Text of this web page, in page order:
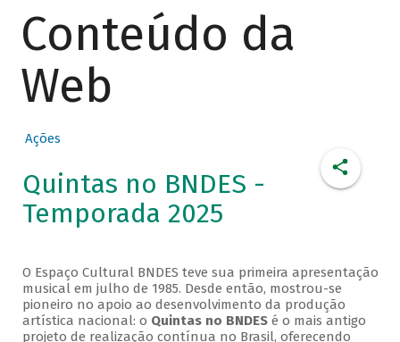
Conteúdo da
Web
Ações
Quintas no BNDES -
Temporada 2025
O Espaço Cultural BNDES teve sua primeira apresentação
musical em julho de 1985. Desde então, mostrou-se
pioneiro no apoio ao desenvolvimento da produção
artística nacional: o Quintas no BNDESé o mais antigo
projeto de realização contínua no Brasil, oferecendo